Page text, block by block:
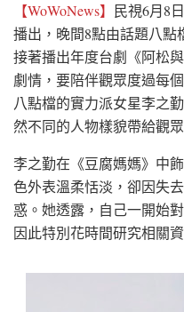
【WoWoNews】 民視6月8
播出，晚間8點由話題八點
接著播出年度台劇《阿松
劇情，要陪伴觀眾度過每
八點檔的實力派女星李之
然不同的人物樣貌帶給觀
李之勤在《豆腐媽媽》中
色外表溫柔恬淡，卻因失
惑。她透露，自己一開始
因此特別花時間研究相關